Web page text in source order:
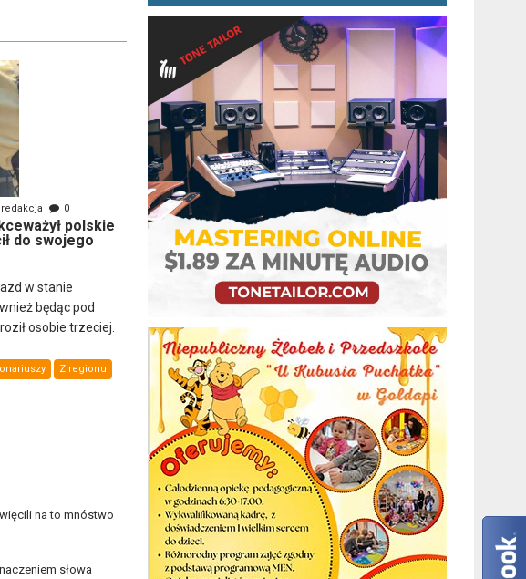
redakcja 0
polskie
do swojego
w stanie
będąc pod
osobie trzeciej.
Z regionu
na to mnóstwo
słowa